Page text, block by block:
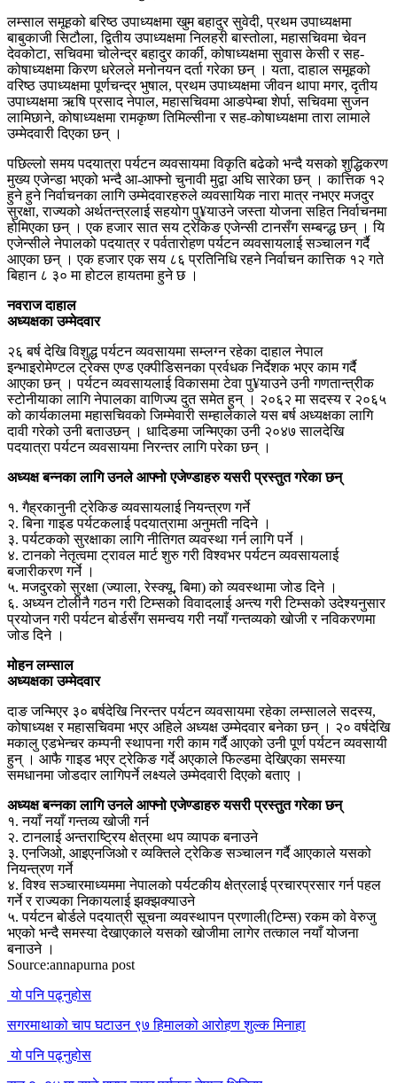
लम्साल समूहको बरिष्ठ उपाध्यक्षमा खुम बहादुर सुवेदी, प्रथम उपाध्यक्षमा
बाबुकाजी सिटौला, द्वितीय उपाध्यक्षमा निलहरी बास्तोला, महासचिवमा चेवन
देवकोटा, सचिवमा चोलेन्द्र बहादुर कार्की, कोषाध्यक्षमा सुवास केसी र सह-
कोषाध्यक्षमा किरण धरेलले मनोनयन दर्ता गरेका छन् । यता, दाहाल समूहको
वरिष्ठ उपाध्यक्षमा पूर्णचन्द्र भुषाल, प्रथम उपाध्यक्षमा जीवन थापा मगर, दृतीय
उपाध्यक्षमा ऋषि प्रसाद नेपाल, महासचिवमा आङपेम्बा शेर्पा, सचिवमा सुजन
लामिछाने, कोषाध्यक्षमा रामकृष्ण तिमिल्सीना र सह-कोषाध्यक्षमा तारा लामाले
उम्मेदवारी दिएका छन् ।
पछिल्लो समय पदयात्रा पर्यटन व्यवसायमा विकृति बढेको भन्दै यसको शुद्धिकरण
मुख्य एजेन्डा भएको भन्दै आ-आफ्नो चुनावी मुद्वा अघि सारेका छन् । कात्तिक १२
हुने हुने निर्वाचनका लागि उम्मेदवारहरुले व्यवसायिक नारा मात्र नभएर मजदुर
सुरक्षा, राज्यको अर्थतन्त्रलाई सहयोग पु¥याउने जस्ता योजना सहित निर्वाचनमा
होमिएका छन् । एक हजार सात सय ट्रेकिङ एजेन्सी टानसँग सम्बन्द्ध छन् । यि
एजेन्सीले नेपालको पदयात्र र पर्वतारोहण पर्यटन व्यवसायलाई सञ्चालन गर्दै
आएका छन् । एक हजार एक सय ८६ प्रतिनिधि रहने निर्वाचन कात्तिक १२ गते
बिहान ८ ३० मा होटल हायतमा हुने छ ।
नवराज दाहाल
अध्यक्षका उम्मेदवार
२६ बर्ष देखि विशुद्ध पर्यटन व्यवसायमा सम्लग्न रहेका दाहाल नेपाल
इन्भाइरोमेण्टल ट्रेक्स एण्ड एक्पीडिसनका प्रर्वधक निर्देशक भएर काम गर्दै
आएका छन् । पर्यटन व्यवसायलाई विकासमा टेवा पु¥याउने उनी गणतान्त्रीक
स्टोनीयाका लागि नेपालका वाणिज्य दुत समेत हुन् । २०६२ मा सदस्य र २०६५
को कार्यकालमा महासचिवको जिम्मेवारी सम्हालेकाले यस बर्ष अध्यक्षका लागि
दावी गरेको उनी बताउछन् । धादिङमा जन्मिएका उनी २०४७ सालदेखि
पदयात्रा पर्यटन व्यवसायमा निरन्तर लागि परेका छन् ।
अध्यक्ष बन्नका लागि उनले आफ्नो एजेण्डाहरु यसरी प्रस्तुत गरेका छन्
१. गैह्रकानुनी ट्रेकिङ व्यवसायलाई नियन्त्रण गर्ने
२. बिना गाइड पर्यटकलाई पदयात्रामा अनुमती नदिने ।
३. पर्यटकको सुरक्षाका लागि नीतिगत व्यवस्था गर्न लागि पर्ने ।
४. टानको नेतृत्वमा ट्रावल मार्ट शुरु गरी विश्वभर पर्यटन व्यवसायलाई
बजारीकरण गर्ने ।
५. मजदुरको सुरक्षा (ज्याला, रेस्क्यू, बिमा) को व्यवस्थामा जोड दिने ।
६. अध्यन टोलीनै गठन गरी टिम्सको विवादलाई अन्त्य गरी टिम्सको उदेश्यनुसार
प्रयोजन गरी पर्यटन बोर्डसँग समन्वय गरी नयाँ गन्तव्यको खोजी र नविकरणमा
जोड दिने ।
मोहन लम्साल
अध्यक्षका उम्मेदवार
दाङ जन्मिएर ३० बर्षदेखि निरन्तर पर्यटन व्यवसायमा रहेका लम्सालले सदस्य,
कोषाध्यक्ष र महासचिवमा भएर अहिले अध्यक्ष उम्मेदवार बनेका छन् । २० वर्षदेखि
मकालु एडभेन्चर कम्पनी स्थापना गरी काम गर्दै आएको उनी पूर्ण पर्यटन व्यवसायी
हुन् । आफै गाइड भएर ट्रेकिङ गर्दे अएकाले फिल्डमा देखिएका समस्या
समधानमा जोडदार लागिपर्ने लक्ष्यले उम्मेदवारी दिएको बताए ।
अध्यक्ष बन्नका लागि उनले आफ्नो एजेण्डाहरु यसरी प्रस्तुत गरेका छन्
१. नयाँ नयाँ गन्तव्य खोजी गर्न
२. टानलाई अन्तराष्ट्रिय क्षेत्रमा थप व्यापक बनाउने
३. एनजिओ, आइएनजिओ र व्यक्तिले ट्रेकिङ सञ्चालन गर्दै आएकाले यसको
नियन्त्रण गर्ने
४. विश्व सञ्चारमाध्यममा नेपालको पर्यटकीय क्षेत्रलाई प्रचारप्रसार गर्न पहल
गर्ने र राज्यका निकायलाई झक्झक्याउने
५. पर्यटन बोर्डले पदयात्री सूचना व्यवस्थापन प्रणाली(टिम्स) रकम को वेरुजु
भएको भन्दै समस्या देखाएकाले यसको खोजीमा लागेर तत्काल नयाँ योजना
बनाउने ।
Source:annapurna post
यो पनि पढ्नुहोस
सगरमाथाको चाप घटाउन ९७ हिमालको आरोहण शुल्क मिनाहा
यो पनि पढ्नुहोस